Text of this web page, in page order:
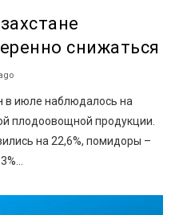
снижаться
в июле наблюдалось на
плодоовощной продукции.
на 22,6%, помидоры –